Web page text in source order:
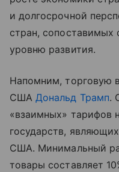
и долгосрочной
стран, сопоставимых
уровню развития.
Напомним, торговую
США Дональд Трамп.
«взаимных» тарифов
государств,
США. Минимальный
товары составляет